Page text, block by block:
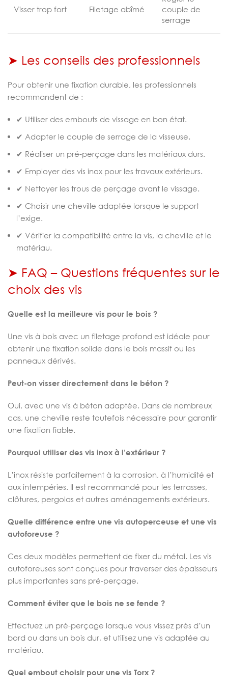
Visser trop fort Filetage abîmé
couple de
serrage
➤ Les conseils des professionnels
Pour obtenir une fixation durable, les professionnels
recommandent de :
✔ Utiliser des embouts de vissage en bon état.
✔ Adapter le couple de serrage de la visseuse.
✔ Réaliser un pré-perçage dans les matériaux durs.
✔ Employer des vis inox pour les travaux extérieurs.
✔ Nettoyer les trous de perçage avant le vissage.
✔ Choisir une cheville adaptée lorsque le support
l’exige.
✔ Vérifier la compatibilité entre la vis, la cheville et le
matériau.
➤ FAQ – Questions fréquentes sur le
choix des vis
Quelle est la meilleure vis pour le bois ?
Une vis à bois avec un filetage profond est idéale pour
obtenir une fixation solide dans le bois massif ou les
panneaux dérivés.
Peut-on visser directement dans le béton ?
Oui, avec une vis à béton adaptée. Dans de nombreux
cas, une cheville reste toutefois nécessaire pour garantir
une fixation fiable.
Pourquoi utiliser des vis inox à l’extérieur ?
L’inox résiste parfaitement à la corrosion, à l’humidité et
aux intempéries. Il est recommandé pour les terrasses,
clôtures, pergolas et autres aménagements extérieurs.
Quelle différence entre une vis autoperceuse et une vis
autoforeuse ?
Ces deux modèles permettent de fixer du métal. Les vis
autoforeuses sont conçues pour traverser des épaisseurs
plus importantes sans pré-perçage.
Comment éviter que le bois ne se fende ?
Effectuez un pré-perçage lorsque vous vissez près d’un
bord ou dans un bois dur, et utilisez une vis adaptée au
matériau.
Quel embout choisir pour une vis Torx ?